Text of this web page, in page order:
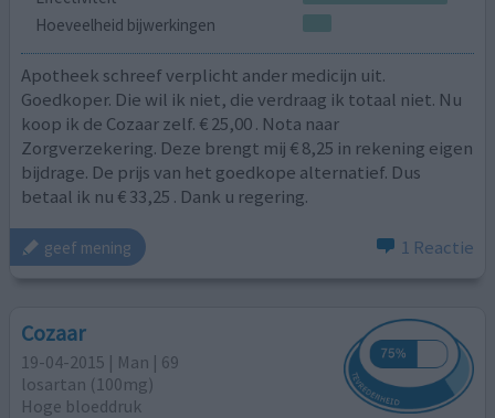
Hoeveelheid bijwerkingen
Apotheek schreef verplicht ander medicijn uit.
Goedkoper. Die wil ik niet, die verdraag ik totaal niet. Nu
koop ik de Cozaar zelf. € 25,00 . Nota naar
Zorgverzekering. Deze brengt mij € 8,25 in rekening eigen
bijdrage. De prijs van het goedkope alternatief. Dus
betaal ik nu € 33,25 . Dank u regering.
geef mening 1 Reactie
Cozaar
19-04-2015 | Man | 69
losartan (100mg)
Hoge bloeddruk